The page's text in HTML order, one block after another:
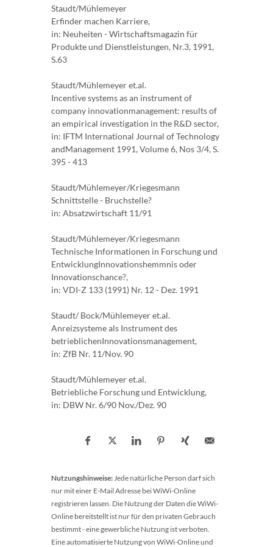
Staudt/Mühlemeyer
Erfinder machen Karriere,
in: Neuheiten - Wirtschaftsmagazin für
Produkte und Dienstleistungen, Nr.3, 1991,
S.63
Staudt/Mühlemeyer et.al.
Incentive systems as an instrument of
company innovationmanagement: results of
an empirical investigation in the R&D sector,
in: IFTM International Journal of Technology
andManagement 1991, Volume 6, Nos 3/4, S.
395 - 413
Staudt/Mühlemeyer/Kriegesmann
Schnittstelle - Bruchstelle?
in: Absatzwirtschaft 11/91
Staudt/Mühlemeyer/Kriegesmann
Technische Informationen in Forschung und
EntwicklungInnovationshemmnis oder
Innovationschance?,
in: VDI-Z 133 (1991) Nr. 12 - Dez. 1991
Staudt/ Bock/Mühlemeyer et.al.
Anreizsysteme als Instrument des
betrieblichenInnovationsmanagement,
in: ZfB Nr. 11/Nov. 90
Staudt/Mühlemeyer et.al.
Betriebliche Forschung und Entwicklung,
in: DBW Nr. 6/90 Nov./Dez. 90
Nutzungshinweise:Jede natürliche Person darf sich
nur mit einer E-Mail Adresse bei WiWi-Online
registrieren lassen. Die Nutzung der Daten die WiWi-
Online bereitstellt ist nur für den privaten Gebrauch
bestimmt - eine gewerbliche Nutzung ist verboten.
Eine automatisierte Nutzung von WiWi-Online und